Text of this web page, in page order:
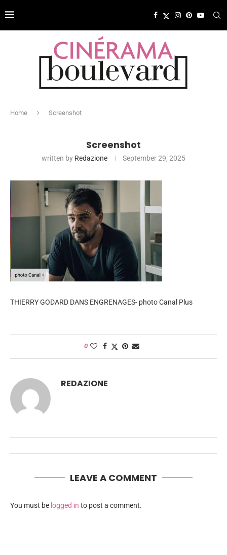
Home Screenshot
Screenshot
written by Redazione September 29, 2025
THIERRY GODARD DANS ENGRENAGES- photo Canal Plus
0
REDAZIONE
LEAVE A COMMENT
You must be logged in to post a comment.